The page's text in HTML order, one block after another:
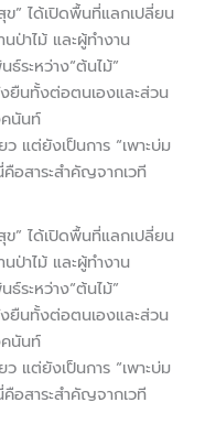
ข” ได้เปิดพื้นที่แลกเปลี่ยน
ป่าไม้ และผู้ทำงาน
ระหว่าง“ต้นไม้”
ยืนทั้งต่อตนเองและส่วน
คนันท์
แต่ยังเป็นการ “เพาะบ่ม
อสาระสำคัญจากเวที
ข” ได้เปิดพื้นที่แลกเปลี่ยน
ป่าไม้ และผู้ทำงาน
ระหว่าง“ต้นไม้”
ยืนทั้งต่อตนเองและส่วน
คนันท์
แต่ยังเป็นการ “เพาะบ่ม
อสาระสำคัญจากเวที